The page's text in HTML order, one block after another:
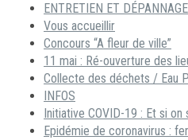
ENTRETIEN ET
Vous accueillir
Concours “A fleur de ville”
11 mai : Ré-ouverture des
Collecte des déchets / Eau
INFOS
Initiative COVID-19 : Et si on
Epidémie de coronavirus :